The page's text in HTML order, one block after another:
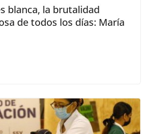
blanca, la brutalidad
de todos los días: María